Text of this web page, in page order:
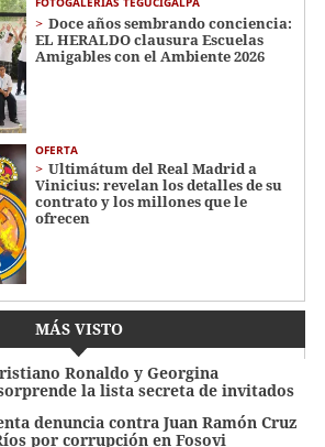
Doce años sembrando conciencia:
EL HERALDO clausura Escuelas
Amigables con el Ambiente 2026
OFERTA
Ultimátum del Real Madrid a
Vinicius: revelan los detalles de su
contrato y los millones que le
ofrecen
MÁS VISTO
Ronaldo y Georgina
la lista secreta de invitados
denuncia contra Juan Ramón Cruz
por corrupción en Fosovi